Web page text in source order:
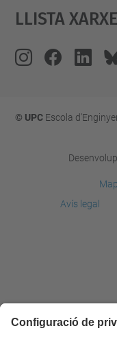
Llista
© UPCEscola
Avís legal